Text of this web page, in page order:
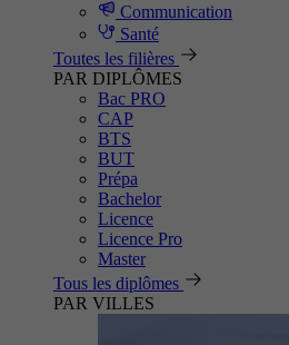
Communication
Santé
Toutes les filières
PAR DIPLÔMES
Bac PRO
CAP
BTS
BUT
Prépa
Bachelor
Licence
Licence Pro
Master
Tous les diplômes
PAR VILLES